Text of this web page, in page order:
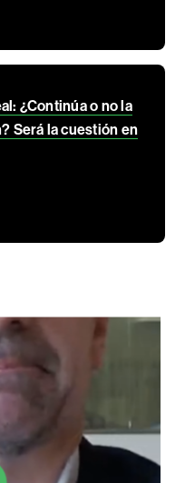
¿Continúa o no la
Será la cuestión en